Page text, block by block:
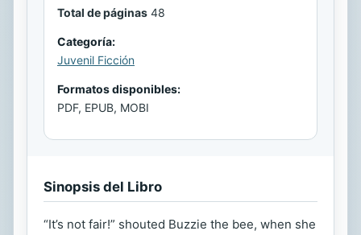
Total de páginas 48
Categoría:
Juvenil Ficción
Formatos disponibles:
PDF, EPUB, MOBI
Sinopsis del Libro
“It’s not fair!” shouted Buzzie the bee, when she